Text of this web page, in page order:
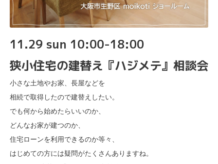
11.29 sun 10:00-18:00
狭小住宅の建替え『ハジメテ』相談会
小さな土地やお家、長屋などを
相続で取得したので建替えしたい。
でも何から始めたらいいのか、
どんなお家が建つのか、
住宅ローンを利用できるのか等々、
はじめての方には疑問がたくさんありますね。